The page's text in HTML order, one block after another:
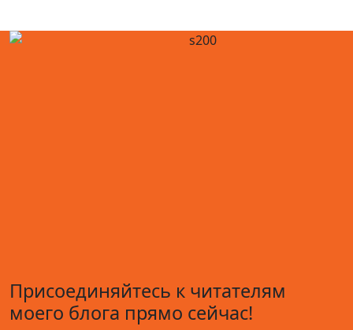
Присоединяйтесь к читателям
моего блога прямо сейчас!